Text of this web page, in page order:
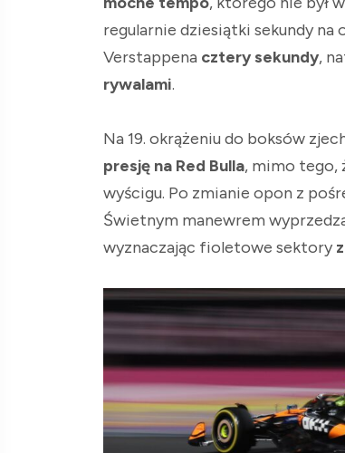
regularnie dziesiątki sekundy na
Verstappena cztery sekundy,
rywalami.
Na 19. okrążeniu do boksów
presję na Red Bulla, mimo tego,
wyścigu. Po zmianie opon z
Świetnym manewrem
wyznaczając fioletowe sektory